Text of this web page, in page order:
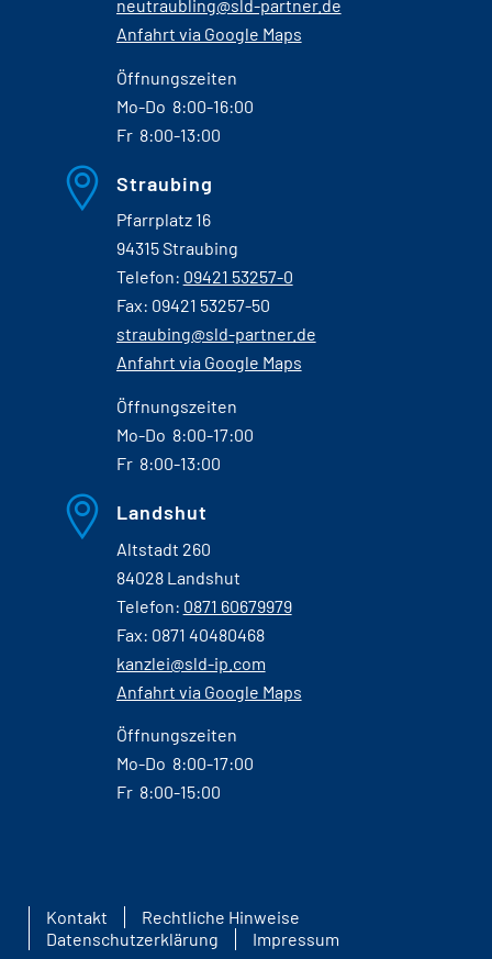
neutraubling@sld-partner.de
Anfahrt via Google Maps
Öffnungszeiten
Mo-Do 8:00-16:00
Fr 8:00-13:00
Straubing
Pfarrplatz 16
94315 Straubing
Telefon: 09421 53257-0
Fax: 09421 53257-50
straubing@sld-partner.de
Anfahrt via Google Maps
Öffnungszeiten
Mo-Do 8:00-17:00
Fr 8:00-13:00
Landshut
Altstadt 260
84028 Landshut
Telefon: 0871 60679979
Fax: 0871 40480468
kanzlei@sld-ip.com
Anfahrt via Google Maps
Öffnungszeiten
Mo-Do 8:00-17:00
Fr 8:00-15:00
Kontakt
Rechtliche Hinweise
Datenschutzerklärung
Impressum